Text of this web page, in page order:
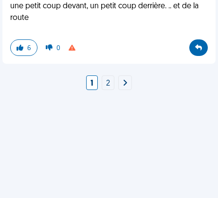
une petit coup devant, un petit coup derrière. .. et de la
route
6 0
1 2